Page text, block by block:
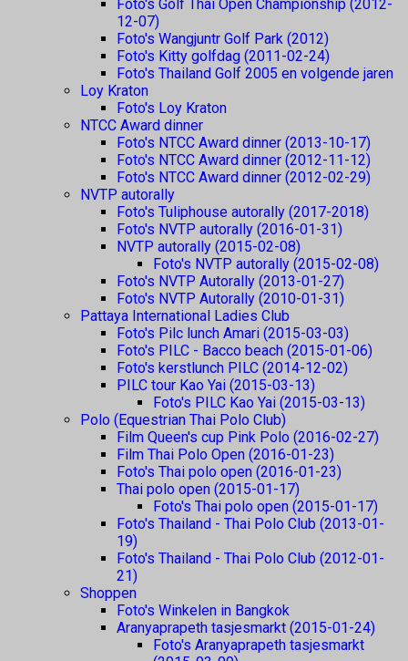
Foto's Golf Thai Open Championship (2012-
12-07)
Foto's Wangjuntr Golf Park (2012)
Foto's Kitty golfdag (2011-02-24)
Foto's Thailand Golf 2005 en volgende jaren
Loy Kraton
Foto's Loy Kraton
NTCC Award dinner
Foto's NTCC Award dinner (2013-10-17)
Foto's NTCC Award dinner (2012-11-12)
Foto's NTCC Award dinner (2012-02-29)
NVTP autorally
Foto's Tuliphouse autorally (2017-2018)
Foto's NVTP autorally (2016-01-31)
NVTP autorally (2015-02-08)
Foto's NVTP autorally (2015-02-08)
Foto's NVTP Autorally (2013-01-27)
Foto's NVTP Autorally (2010-01-31)
Pattaya International Ladies Club
Foto's Pilc lunch Amari (2015-03-03)
Foto's PILC - Bacco beach (2015-01-06)
Foto's kerstlunch PILC (2014-12-02)
PILC tour Kao Yai (2015-03-13)
Foto's PILC Kao Yai (2015-03-13)
Polo (Equestrian Thai Polo Club)
Film Queen's cup Pink Polo (2016-02-27)
Film Thai Polo Open (2016-01-23)
Foto's Thai polo open (2016-01-23)
Thai polo open (2015-01-17)
Foto's Thai polo open (2015-01-17)
Foto's Thailand - Thai Polo Club (2013-01-
19)
Foto's Thailand - Thai Polo Club (2012-01-
21)
Shoppen
Foto's Winkelen in Bangkok
Aranyaprapeth tasjesmarkt (2015-01-24)
Foto's Aranyaprapeth tasjesmarkt